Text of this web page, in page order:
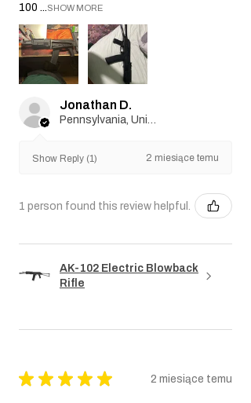
100 ...SHOW MORE
Jonathan D.
Pennsylvania, United States
Show Reply (1) 2 miesiące temu
1 person found this review helpful.
AK-102 Electric Blowback
Rifle
★ ★ ★ ★ ★ 2 miesiące temu